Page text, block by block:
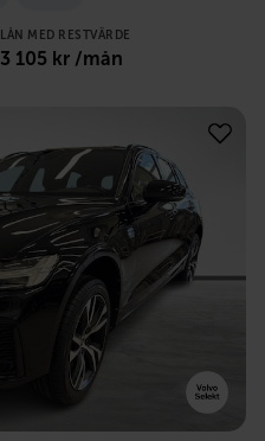
LÅN MED RESTVÄRDE
3 105 kr /mån